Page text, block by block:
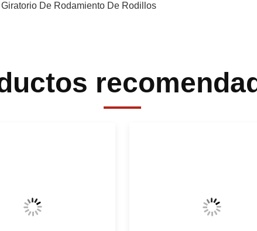
De Rodamiento De Rodillos